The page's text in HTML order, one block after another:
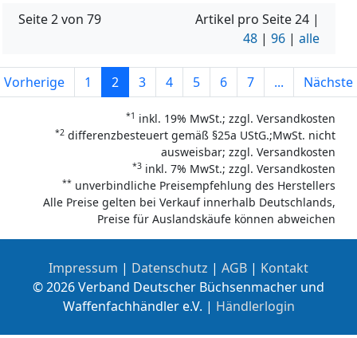
Seite 2 von 79 Artikel pro Seite24 |
48 | 96 | alle
Vorherige 1 2 3 4 5 6 7 ... Nächste
*1 inkl. 19% MwSt.; zzgl. Versandkosten
*2 differenzbesteuert gemäß §25a UStG.;MwSt. nicht
ausweisbar; zzgl. Versandkosten
*3 inkl. 7% MwSt.; zzgl. Versandkosten
** unverbindliche Preisempfehlung des Herstellers
Alle Preise gelten bei Verkauf innerhalb Deutschlands,
Preise für Auslandskäufe können abweichen
Impressum | Datenschutz | AGB | Kontakt
© 2026 Verband Deutscher Büchsenmacher und
Waffenfachhändler e.V. | Händlerlogin